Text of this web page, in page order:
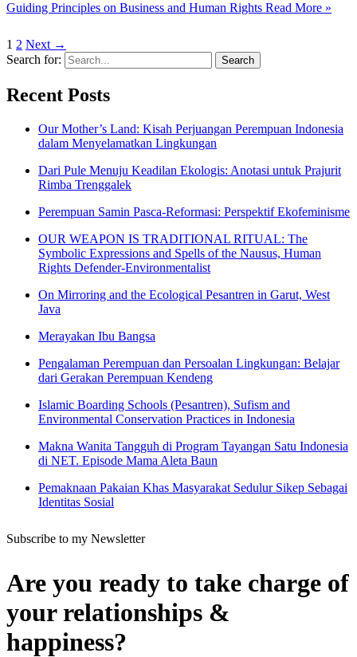
Guiding Principles on Business and Human Rights Read More »
1 2 Next →
Search for:
Recent Posts
Our Mother’s Land: Kisah Perjuangan Perempuan Indonesia
dalam Menyelamatkan Lingkungan
Dari Pule Menuju Keadilan Ekologis: Anotasi untuk Prajurit
Rimba Trenggalek
Perempuan Samin Pasca-Reformasi: Perspektif Ekofeminisme
OUR WEAPON IS TRADITIONAL RITUAL: The
Symbolic Expressions and Spells of the Nausus, Human
Rights Defender-Environmentalist
On Mirroring and the Ecological Pesantren in Garut, West
Java
Merayakan Ibu Bangsa
Pengalaman Perempuan dan Persoalan Lingkungan: Belajar
dari Gerakan Perempuan Kendeng
Islamic Boarding Schools (Pesantren), Sufism and
Environmental Conservation Practices in Indonesia
Makna Wanita Tangguh di Program Tayangan Satu Indonesia
di NET. Episode Mama Aleta Baun
Pemaknaan Pakaian Khas Masyarakat Sedulur Sikep Sebagai
Identitas Sosial
Subscribe to my Newsletter
Are you ready to take charge of
your relationships &
happiness?